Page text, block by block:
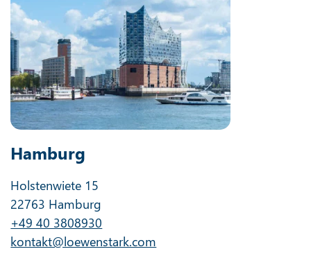
Hamburg
Holstenwiete 15
22763 Hamburg
+49 40 3808930
kontakt@loewenstark.com